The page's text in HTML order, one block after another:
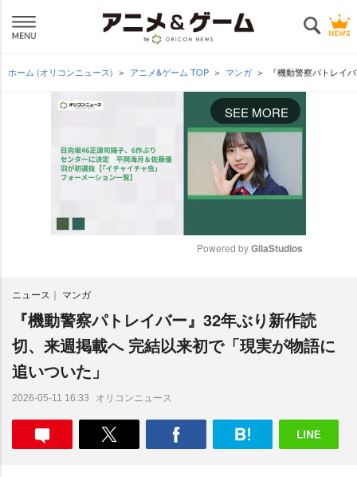
ホーム (オリコンニュース) アニメ&ゲーム TOP マンガ 『機動警察パトレイ
SEE MORE
e
Powered by GliaStudios
ニュース マンガ
『機動警察パトレイバー』32年ぶり新作読
切、来週掲載へ 完結以来初で「現実が物語に
追いついた」
2026-05-11 16:33 オリコンニュース